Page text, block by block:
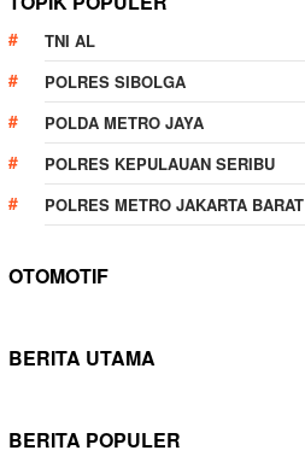
TNI AL
POLRES SIBOLGA
POLDA METRO JAYA
POLRES KEPULAUAN SERIBU
POLRES METRO JAKARTA BARAT
OTOMOTIF
BERITA UTAMA
BERITA POPULER